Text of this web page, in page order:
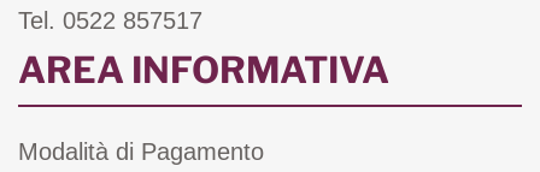
Tel. 0522 857517
AREA INFORMATIVA
Modalità di Pagamento